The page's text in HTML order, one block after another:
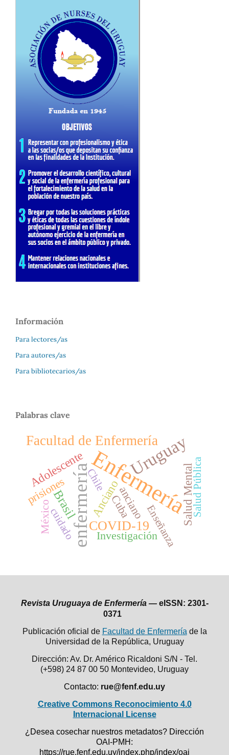
Información
Para lectores/as
Para autores/as
Para bibliotecarios/as
Palabras clave
Enfermería
enfermería
Uruguay
Facultad de Enfermería
COVID-19
Brasil
Adolescente
Anciano Salud Mental
Investigación
prisiones
México Cuba
anciano
Enseñanza
Salud Pública
Chile
cuidado
Revista Uruguaya de Enfermería — eISSN: 2301-
0371
Publicación oficial de Facultad de Enfermería de la
Universidad de la República, Uruguay
Dirección: Av. Dr. Américo Ricaldoni S/N - Tel.
(+598) 24 87 00 50 Montevideo, Uruguay
Contacto: rue@fenf.edu.uy
Creative Commons Reconocimiento 4.0
Internacional License
¿Desea cosechar nuestros metadatos? Dirección
OAI-PMH:
https://rue.fenf.edu.uy/index.php/index/oai